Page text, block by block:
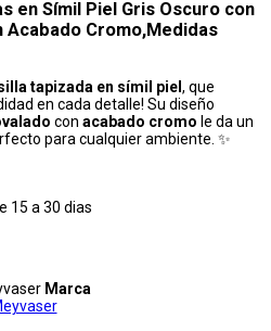
en Símil Piel Gris Oscuro con
Acabado Cromo,Medidas
tapizada en símil piel , que
en cada detalle! Su diseño
con acabado cromo le da un
para cualquier ambiente. ✨
15 a 30 dias
Marca